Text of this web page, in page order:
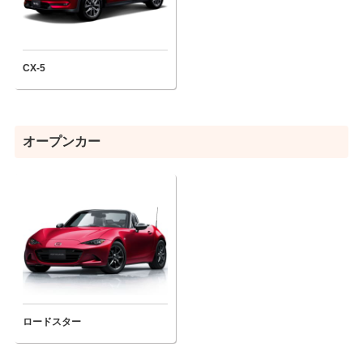
CX-5
オープンカー
ロードスター